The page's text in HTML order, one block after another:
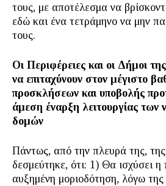
τους, με αποτέλεσμα να
εδώ και ένα τετράμηνο να μην
τους.
Οι Περιφέρειες και οι Δήμοι
να επιταχύνουν στον μέγιστο
προσκλήσεων και υποβολής
άμεση έναρξη λειτουργίας των
δομών
Πάντως, από την πλευρά της,
δεσμεύτηκε, ότι: 1) Θα ισχύσει η
αυξημένη μοριοδότηση, λόγω της